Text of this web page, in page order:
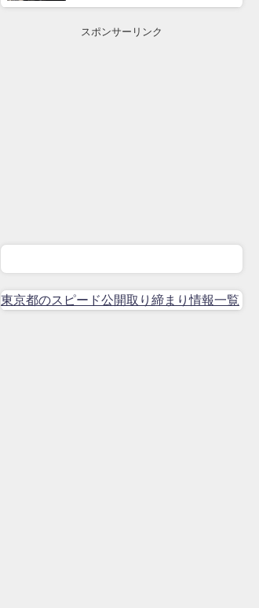
スポンサーリンク
東京都のスピード公開取り締まり情報一覧